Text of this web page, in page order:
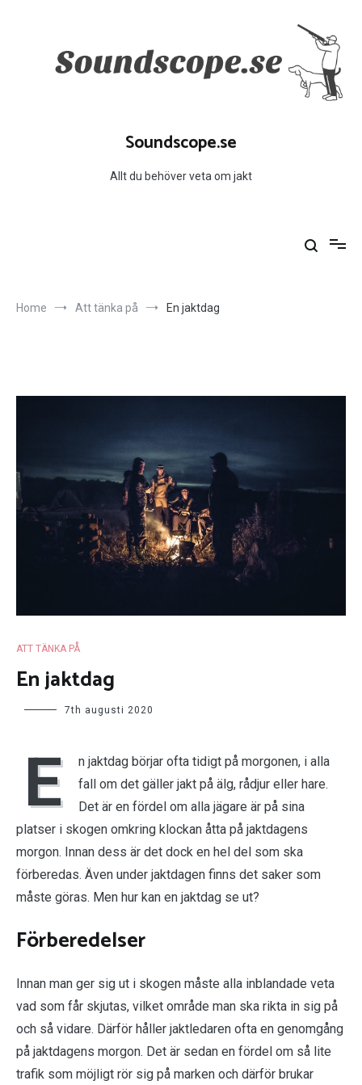
Soundscope.se
Allt du behöver veta om jakt
Home Att tänka på En jaktdag
ATT TÄNKA PÅ
En jaktdag
7th augusti 2020
E
n jaktdag börjar ofta tidigt på morgonen, i alla
fall om det gäller jakt på älg, rådjur eller hare.
Det är en fördel om alla jägare är på sina
platser i skogen omkring klockan åtta på jaktdagens
morgon. Innan dess är det dock en hel del som ska
förberedas. Även under jaktdagen finns det saker som
måste göras. Men hur kan en jaktdag se ut?
Förberedelser
Innan man ger sig ut i skogen måste alla inblandade veta
vad som får skjutas, vilket område man ska rikta in sig på
och så vidare. Därför håller jaktledaren ofta en genomgång
på jaktdagens morgon. Det är sedan en fördel om så lite
trafik som möjligt rör sig på marken och därför brukar